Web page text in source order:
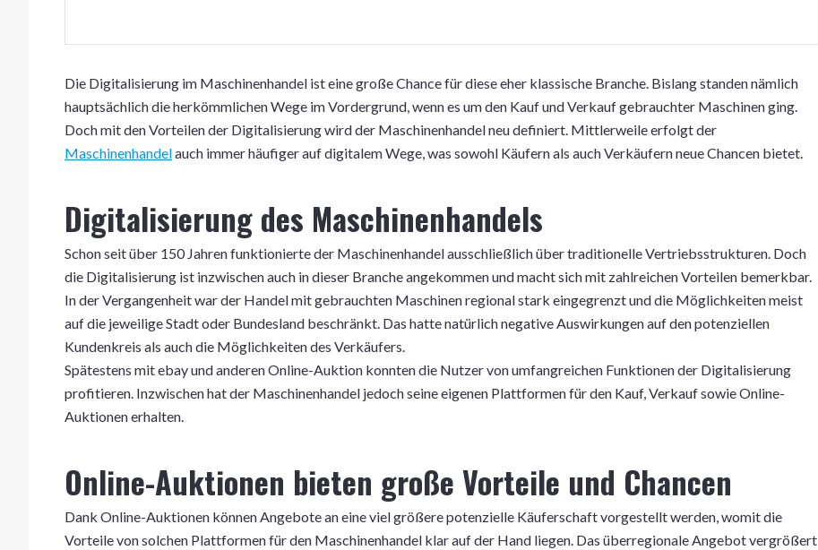
Die Digitalisierung im Maschinenhandel ist eine große Chance für diese eher klassische Branche. Bislang standen nämlich
hauptsächlich die herkömmlichen Wege im Vordergrund, wenn es um den Kauf und Verkauf gebrauchter Maschinen ging.
Doch mit den Vorteilen der Digitalisierung wird der Maschinenhandel neu definiert. Mittlerweile erfolgt der
Maschinenhandelauch immer häufiger auf digitalem Wege, was sowohl Käufern als auch Verkäufern neue Chancen bietet.
Digitalisierung des Maschinenhandels
Schon seit über 150 Jahren funktionierte der Maschinenhandel ausschließlich über traditionelle Vertriebsstrukturen. Doch
die Digitalisierung ist inzwischen auch in dieser Branche angekommen und macht sich mit zahlreichen Vorteilen bemerkbar.
In der Vergangenheit war der Handel mit gebrauchten Maschinen regional stark eingegrenzt und die Möglichkeiten meist
auf die jeweilige Stadt oder Bundesland beschränkt. Das hatte natürlich negative Auswirkungen auf den potenziellen
Kundenkreis als auch die Möglichkeiten des Verkäufers.
Spätestens mit ebay und anderen Online-Auktion konnten die Nutzer von umfangreichen Funktionen der Digitalisierung
profitieren. Inzwischen hat der Maschinenhandel jedoch seine eigenen Plattformen für den Kauf, Verkauf sowie Online-
Auktionen erhalten.
Online-Auktionen bieten große Vorteile und Chancen
Dank Online-Auktionen können Angebote an eine viel größere potenzielle Käuferschaft vorgestellt werden, womit die
Vorteile von solchen Plattformen für den Maschinenhandel klar auf der Hand liegen. Das überregionale Angebot vergrößert